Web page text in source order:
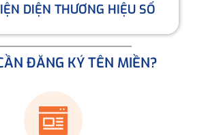
DIỆN THƯƠNG HIỆU SỐ
ĐĂNG KÝ TÊN MIỀN?